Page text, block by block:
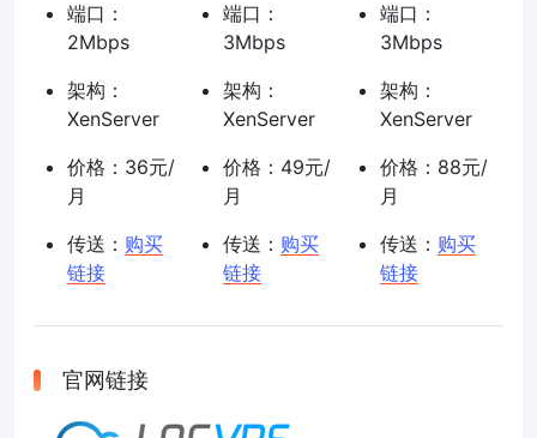
端口：
2Mbps
架构：
XenServer
价格：36元/
月
传送： 购买
链接
端口：
3Mbps
架构：
XenServer
价格：49元/
月
传送： 购买
链接
端口：
3Mbps
架构：
XenServer
价格：88元/
月
传送： 购买
链接
官网链接